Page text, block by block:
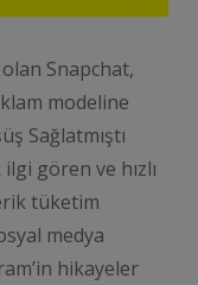
Snapchat,
modeline
Sağlatmıştı
gören ve hızlı
tüketim
medya
hikayeler